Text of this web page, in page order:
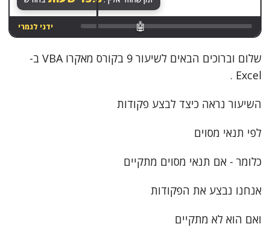
🤖 ידני לגמרי
שלום וברוכים הבאים לשיעור 9 בקורס מאקרו VBA ב-
Excel .
השיעור נראה כיצד לבצע פקודות
לפי תנאי מסוים
כלומר - אם תנאי מסוים מתקיים
אנחנו נבצע את הפקודות
ואם הוא לא מתקיים